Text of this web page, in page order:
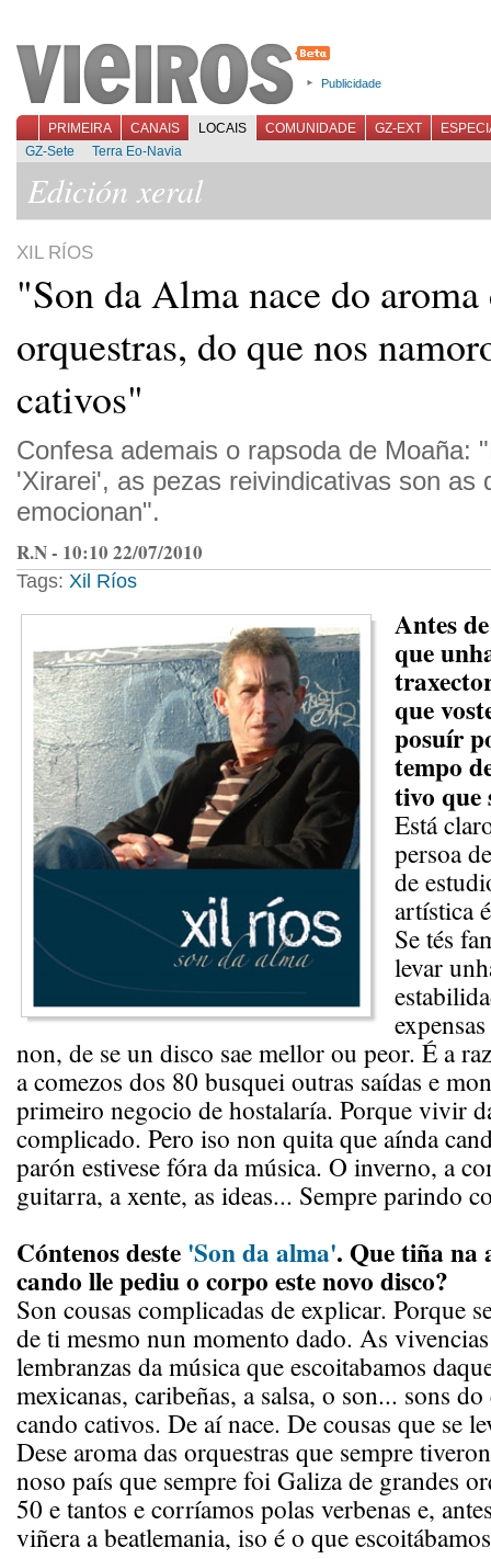
Publicidade
PRIMEIRA CANAIS LOCAIS COMUNIDADE GZ-EXT
GZ-Sete
Terra Eo-Navia
Edición xeral
XIL RÍOS
"Son da Alma nace do aroma
orquestras, do que nos
cativos"
Confesa ademais o rapsoda de Moaña:
'Xirarei', as pezas reivindicativas son as
emocionan".
R.N - 10:10 22/07/2010
Tags: Xil Ríos
Antes
que
que
posuír
tempo
tivo que
Está
persoa
de
artística
Se tés
levar
non, de se un disco sae mellor ou peor. É a
a comezos dos 80 busquei outras saídas e
primeiro negocio de hostalaría. Porque vivir
complicado. Pero iso non quita que aínda
parón estivese fóra da música. O inverno, a
guitarra, a xente, as ideas... Sempre parindo
Cóntenos deste 'Son da alma'. Que tiña na
cando lle pediu o corpo este novo disco?
Son cousas complicadas de explicar. Porque
de ti mesmo nun momento dado. As
lembranzas da música que escoitabamos
mexicanas, caribeñas, a salsa, o son... sons
cando cativos. De aí nace. De cousas que se
Dese aroma das orquestras que sempre
noso país que sempre foi Galiza de grandes
50 e tantos e corríamos polas verbenas e,
viñera a beatlemania, iso é o que